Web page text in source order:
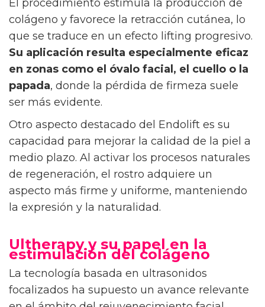
El procedimiento estimula la producción de
colágeno y favorece la retracción cutánea, lo
que se traduce en un efecto lifting progresivo.
Su aplicación resulta especialmente eficaz
en zonas como el óvalo facial, el cuello o la
papada, donde la pérdida de firmeza suele
ser más evidente.
Otro aspecto destacado del Endolift es su
capacidad para mejorar la calidad de la piel a
medio plazo. Al activar los procesos naturales
de regeneración, el rostro adquiere un
aspecto más firme y uniforme, manteniendo
la expresión y la naturalidad.
Ultherapy y su papel en la
estimulación del colágeno
La tecnología basada en ultrasonidos
focalizados ha supuesto un avance relevante